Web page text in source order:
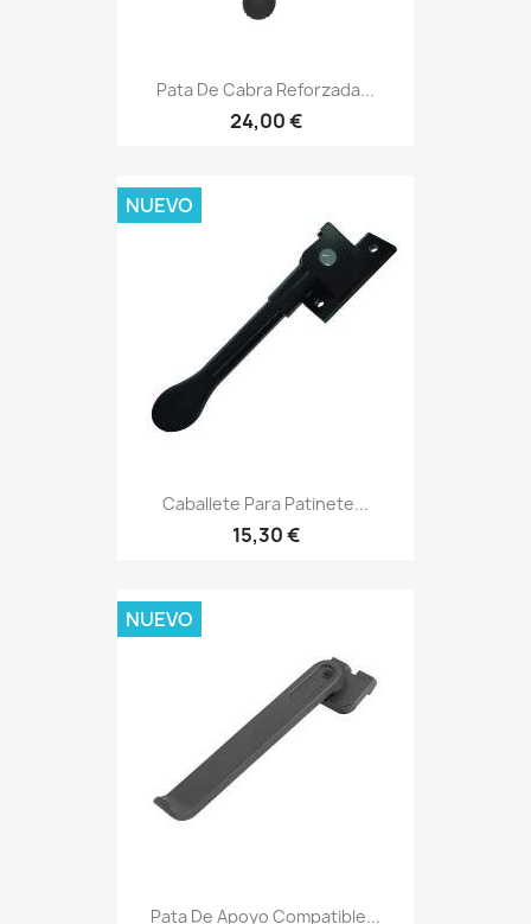
Pata De Cabra Reforzada...
24,00 €
Caballete Para Patinete...
15,30 €
NUEVO
Pata De Apoyo Compatible...
NUEVO